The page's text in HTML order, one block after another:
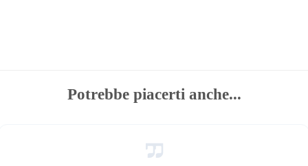
Potrebbe piacerti anche...